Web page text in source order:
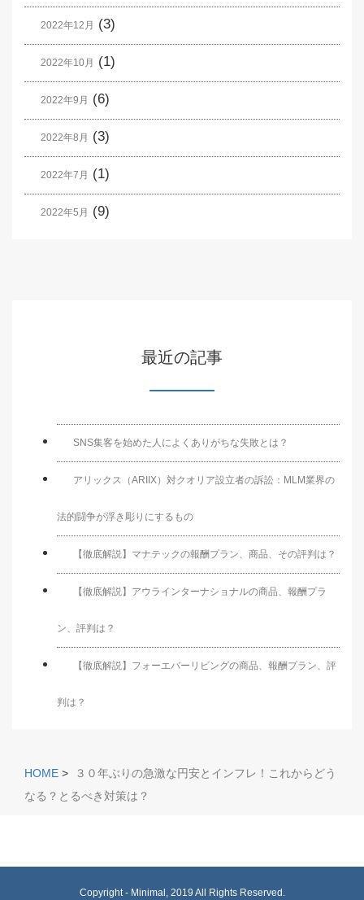
2022年12月 (3)
2022年10月 (1)
2022年9月 (6)
2022年8月 (3)
2022年7月 (1)
2022年5月 (9)
最近の記事
SNS集客を始めた人によくありがちな失敗とは？
アリックス（ARIIX）対クオリア設立者の訴訟：MLM業界の
法的闘争が浮き彫りにするもの
【徹底解説】マナテックの報酬プラン、商品、その評判は？
【徹底解説】アウラインターナショナルの商品、報酬プラ
ン、評判は？
【徹底解説】フォーエバーリビングの商品、報酬プラン、評
判は？
HOME >
３０年ぶりの急激な円安とインフレ！これからどう
なる？とるべき対策は？
Copyright - Minimal , 2019 All Rights Reserved.